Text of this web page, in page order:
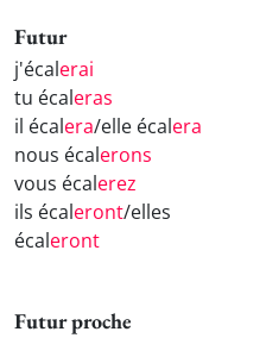
Futur
j'écalerai
tu écaleras
il écalera/elle écalera
nous écalerons
vous écalerez
ils écaleront/elles
écaleront
Futur proche